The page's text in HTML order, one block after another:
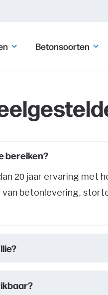
Betonsoorten
bereiken?
20 jaar ervaring
betonlevering,